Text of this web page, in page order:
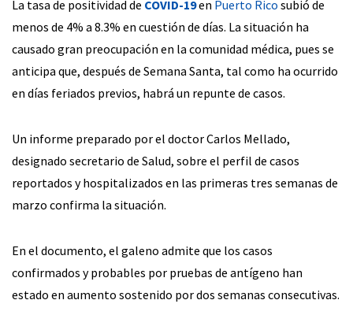
La tasa de positividad de COVID-19en Puerto Rico subió de
menos de 4% a 8.3% en cuestión de días. La situación ha
causado gran preocupación en la comunidad médica, pues se
anticipa que, después de Semana Santa, tal como ha ocurrido
en días feriados previos, habrá un repunte de casos.
Un informe preparado por el doctor Carlos Mellado,
designado secretario de Salud, sobre el perfil de casos
reportados y hospitalizados en las primeras tres semanas de
marzo confirma la situación.
En el documento, el galeno admite que los casos
confirmados y probables por pruebas de antígeno han
estado en aumento sostenido por dos semanas consecutivas.